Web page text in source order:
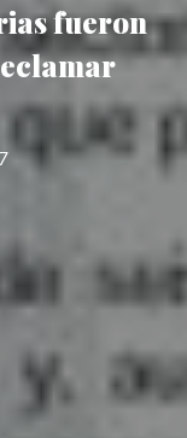
fueron